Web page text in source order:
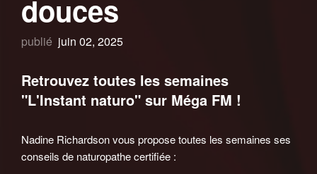
douces
publié juin 02, 2025
Retrouvez toutes les semaines
"L'Instant naturo" sur Méga FM !
Nadine Richardson vous propose toutes les semaines ses
conseils de naturopathe certifiée :